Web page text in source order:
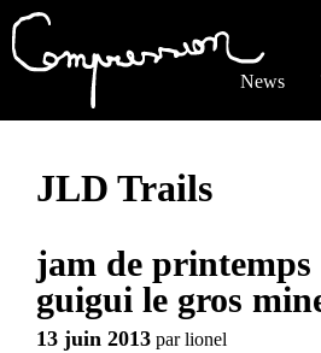
News
JLD Trails
jam de printemps
guigui le gros
13 juin 2013 parlionel